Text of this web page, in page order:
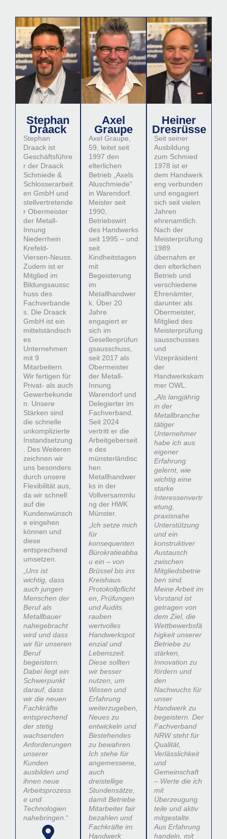
Stephan
Draack
Stephan
Draack ist
Geschäftsführe
r der Draack
Schmiede &
Schlosserarbeit
en GmbH und
stellvertretende
r Obermeister
der Metall-
Innung
Niederrhein
Krefeld-
Viersen-Neuss.
Zudem ist er
Mitglied im
Bildungsaussc
huss des
Fachverbande
s. Die Draack
GmbH ist ein
mittelständisch
es
Unternehmen
mit 9
Mitarbeitern.
Wir fertigen für
Privat- als auch
Gewerbekunde
n. Unsere
Stärken sind
die schnelle
unkomplizierte
Instandsetzung
. Des Weiteren
zeichnen wir
uns besonders
durch unsere
Flexibilität aus,
da wir schnell
auf die
Kundenwünsch
e eingehen
können und
diese
entsprechend
umsetzen.
Uns ist
wichtig, dass
auch jungen
Menschen der
Beruf als
Metallbauer
nahegebracht
wird und dass
wir für unseren
Beruf
begeistern.
Dabei liegt ein
Schwerpunkt
darauf, dass
wir die neuen
Fachkräfte
entsprechend
der stetig
wachsenden
Anforderungen
unserer
Kunden
ausbilden und
ihnen neue
Arbeitsprozess
e und
Technologien
nahebringen. “
Axel
Graupe
Axel Graupe,
59, leitet seit
1997 den
elterlichen
Betrieb „Axels
Aluschmiede“
in Warendorf.
Meister seit
1990,
Betriebswirt
des Handwerks
seit 1995 – und
seit
Kindheitstagen
mit
Begeisterung
im
Metallhandwer
k. Über 20
Jahre
engagiert er
sich im
Gesellenprüfun
gsausschuss,
seit 2017 als
Obermeister
der Metall-
Innung
Warendorf und
Delegierter im
Fachverband.
Seit 2024
vertritt er die
Arbeitgeberseit
e des
münsterländisc
hen
Metallhandwer
ks in der
Vollversammlu
ng der HWK
Münster.
Ich setze mich
für
konsequenten
Bürokratieabba
u ein – von
Brüssel bis ins
Kreishaus.
Protokollpflicht
en, Prüfungen
und Audits
rauben
wertvolles
Handwerkspot
enzial und
Lebenszeit.
Diese sollten
wir besser
nutzen, um
Wissen und
Erfahrung
weiterzugeben,
Neues zu
entwickeln und
Bestehendes
zu bewahren.
Ich stehe für
angemessene,
auch
dreistellige
Stundensätze,
damit Betriebe
Mitarbeiter fair
bezahlen und
Fachkräfte im
Handwerk
Heiner
Dresrüsse
Seit seiner
Ausbildung
zum Schmied
1978 ist er
dem Handwerk
eng verbunden
und engagiert
sich seit vielen
Jahren
ehrenamtlich.
Nach der
Meisterprüfung
1989
übernahm er
den elterlichen
Betrieb und
verschiedene
Ehrenämter,
darunter als
Obermeister,
Mitglied des
Meisterprüfung
sausschusses
und
Vizepräsident
der
Handwerkskam
mer OWL.
„Als langjährig
in der
Metallbranche
tätiger
Unternehmer
habe ich aus
eigener
Erfahrung
gelernt, wie
wichtig eine
starke
Interessenvertr
etung,
praxisnahe
Unterstützung
und ein
konstruktiver
Austausch
zwischen
Mitgliedsbetrie
ben sind.
Meine Arbeit im
Vorstand ist
getragen von
dem Ziel, die
Wettbewerbsfä
higkeit unserer
Betriebe zu
stärken,
Innovation zu
fördern und
den
Nachwuchs für
unser
Handwerk zu
begeistern. Der
Fachverband
NRW steht für
Qualität,
Verlässlichkeit
und
Gemeinschaft
– Werte die ich
mit
Überzeugung
teile und aktiv
mitgestalte.
Aus Erfahrung
handeln, mit